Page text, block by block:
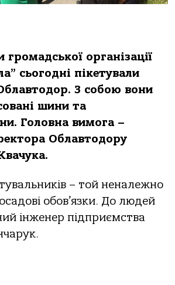
організації
сьогодні пікетували
З собою вони
шини та
Головна вимога –
Облавтодору
– той неналежно
обов’язки. До людей
інженер підприємства